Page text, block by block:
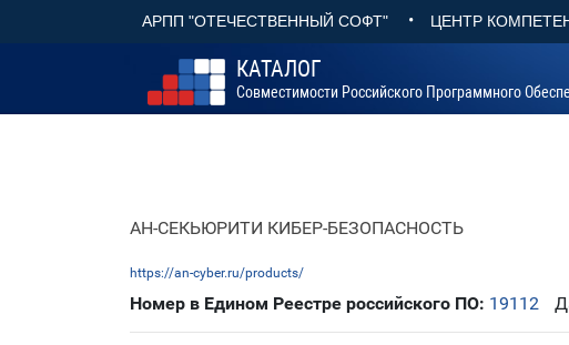
АРПП "ОТЕЧЕСТВЕННЫЙ СОФТ" • ЦЕНТР
КАТАЛОГ
Совместимости Российского Программного
АН-СЕКЬЮРИТИ КИБЕР-БЕЗОПАСНОСТЬ
https://an-cyber.ru/products/
Номер в Едином Реестре российского ПО: 19112